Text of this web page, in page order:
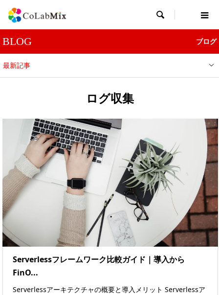

BLOG ブログ
最新記事
ログ収集
Serverlessフレームワーク比較ガイド｜導入から
FinO...
Serverlessアーキテクチャの概要と導入メリット Serverlessア